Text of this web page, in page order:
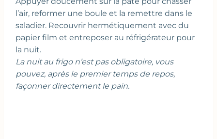
l’air, reformer une boule et la remettre dans le
saladier. Recouvrir hermétiquement avec du
papier film et entreposer au réfrigérateur pour
la nuit.
La nuit au frigo n’est pas obligatoire, vous
pouvez, après le premier temps de repos,
façonner directement le pain.